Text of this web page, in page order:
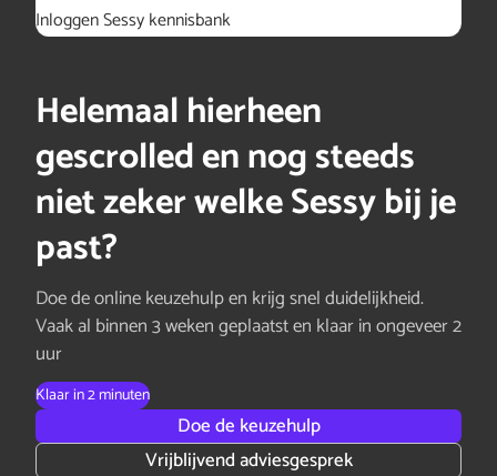
Inloggen Sessy kennisbank
Helemaal hierheen
gescrolled en nog steeds
niet zeker welke Sessy bij je
past?
Doe de online keuzehulp en krijg snel duidelijkheid.
Vaak al binnen 3 weken geplaatst en klaar in ongeveer 2
uur
Klaar in 2 minuten
Doe de keuzehulp
Vrijblijvend adviesgesprek